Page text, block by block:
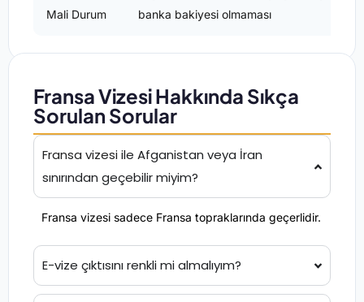
Mali Durum
banka bakiyesi olmaması
Fransa Vizesi Hakkında Sıkça
Sorulan Sorular
Fransa vizesiile Afganistan veya İran
sınırından geçebilir miyim?
Fransa vizesi sadece Fransa topraklarında geçerlidir.
E-vize çıktısını renkli mi almalıyım?